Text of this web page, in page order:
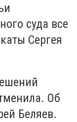
суда все
Сергея
Об
Беляев.